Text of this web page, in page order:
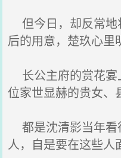
但今日，却反常地
后的用意，楚玖心里
长公主府的赏花宴
位家世显赫的贵女、
都是沈清影当年看
人，自是要在这些人